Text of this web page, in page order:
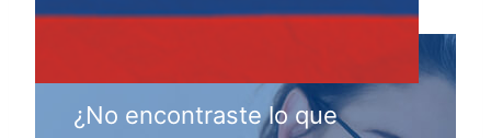
¿No encontraste lo que